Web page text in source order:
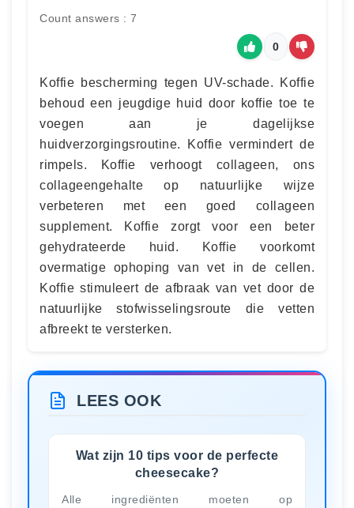
Count answers : 7
0
Koffie bescherming tegen UV-schade. Koffie
behoud een jeugdige huid door koffie toe te
voegen aan je dagelijkse
huidverzorgingsroutine. Koffie vermindert de
rimpels. Koffie verhoogt collageen, ons
collageengehalte op natuurlijke wijze
verbeteren met een goed collageen
supplement. Koffie zorgt voor een beter
gehydrateerde huid. Koffie voorkomt
overmatige ophoping van vet in de cellen.
Koffie stimuleert de afbraak van vet door de
natuurlijke stofwisselingsroute die vetten
afbreekt te versterken.
LEES OOK
Wat zijn 10 tips voor de perfecte
cheesecake?
Alle ingrediënten moeten op